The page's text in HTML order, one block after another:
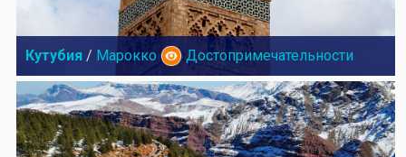
Кутубия / Марокко Достопримечательности